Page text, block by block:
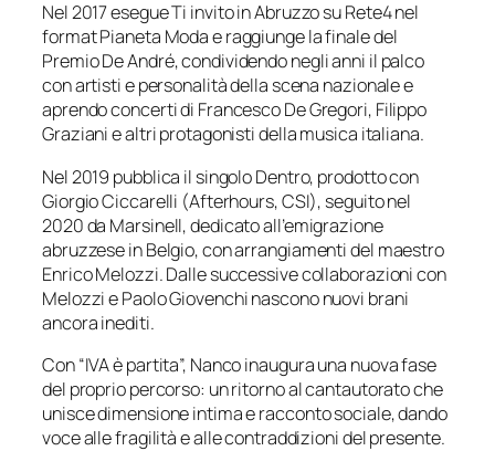
Nel 2017 esegue Ti invito in Abruzzo su Rete4 nel
format Pianeta Moda e raggiunge la finale del
Premio De André, condividendo negli anni il palco
con artisti e personalità della scena nazionale e
aprendo concerti di Francesco De Gregori, Filippo
Graziani e altri protagonisti della musica italiana.
Nel 2019 pubblica il singolo Dentro, prodotto con
Giorgio Ciccarelli (Afterhours, CSI), seguito nel
2020 da Marsinell, dedicato all’emigrazione
abruzzese in Belgio, con arrangiamenti del maestro
Enrico Melozzi. Dalle successive collaborazioni con
Melozzi e Paolo Giovenchi nascono nuovi brani
ancora inediti.
Con “IVA è partita”, Nanco inaugura una nuova fase
del proprio percorso: un ritorno al cantautorato che
unisce dimensione intima e racconto sociale, dando
voce alle fragilità e alle contraddizioni del presente.